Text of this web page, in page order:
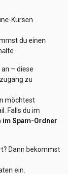
Kursen
du einen
– diese
zu
möchtest
Falls du im
im Spam-Ordner
Dann bekommst
ein.